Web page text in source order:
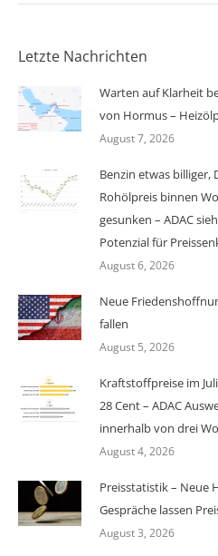
Letzte Nachrichten
Warten auf Klarheit
von Hormus –
August 7, 2026
Benzin etwas billiger,
Rohölpreis binnen
gesunken – ADAC
Potenzial für
August 6, 2026
Neue
fallen
August 5, 2026
Kraftstoffpreise im
28 Cent – ADAC
innerhalb von drei
August 4, 2026
Preisstatistik – Neue
Gespräche lassen
August 3, 2026